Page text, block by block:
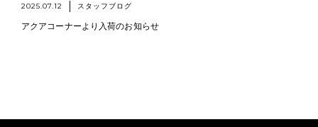
2025.07.12 スタッフブログ
アクアコーナーより入荷のお知らせ